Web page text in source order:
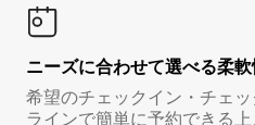
ニーズに合わせて選べる柔
希望のチェックイン・チェ
ラインで簡単に予約できる